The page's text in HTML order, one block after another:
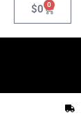
$0 0